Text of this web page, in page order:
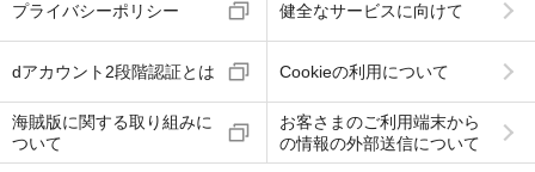
プライバシーポリシー 健全なサービスに向けて
dアカウント2段階認証とは Cookieの利用について
海賊版に関する取り組みに
ついて
お客さまのご利用端末から
の情報の外部送信について